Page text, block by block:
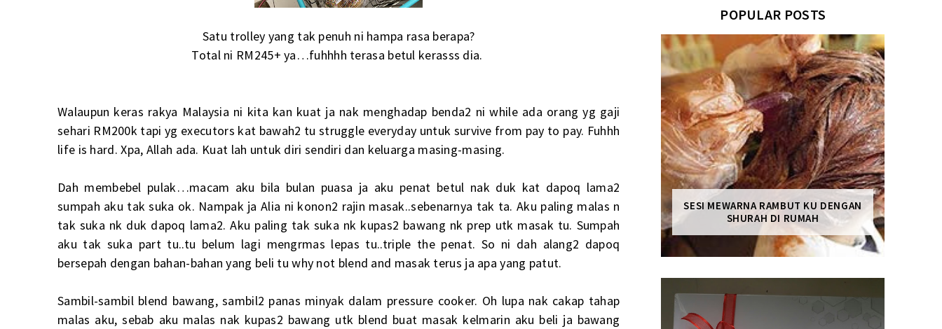
Satu trolley yang tak penuh ni hampa rasa berapa?
Total ni RM245+ ya…fuhhhh terasa betul kerasss dia.
Walaupun keras rakya Malaysia ni kita kan kuat ja nak menghadap benda2 ni while ada orang yg gaji
sehari RM200k tapi yg executors kat bawah2 tu struggle everyday untuk survive from pay to pay. Fuhhh
life is hard. Xpa, Allah ada. Kuat lah untuk diri sendiri dan keluarga masing-masing.
Dah membebel pulak…macam aku bila bulan puasa ja aku penat betul nak duk kat dapoq lama2
sumpah aku tak suka ok. Nampak ja Alia ni konon2 rajin masak..sebenarnya tak ta. Aku paling malas n
tak suka nk duk dapoq lama2. Aku paling tak suka nk kupas2 bawang nk prep utk masak tu. Sumpah
aku tak suka part tu..tu belum lagi mengrmas lepas tu..triple the penat. So ni dah alang2 dapoq
bersepah dengan bahan-bahan yang beli tu why not blend and masak terus ja apa yang patut.
Sambil-sambil blend bawang, sambil2 panas minyak dalam pressure cooker. Oh lupa nak cakap tahap
malas aku, sebab aku malas nak kupas2 bawang utk blend buat masak kelmarin aku beli ja bawang
POPULAR POSTS
SESI MEWARNA RAMBUT KU DENGAN
SHURAH DI RUMAH